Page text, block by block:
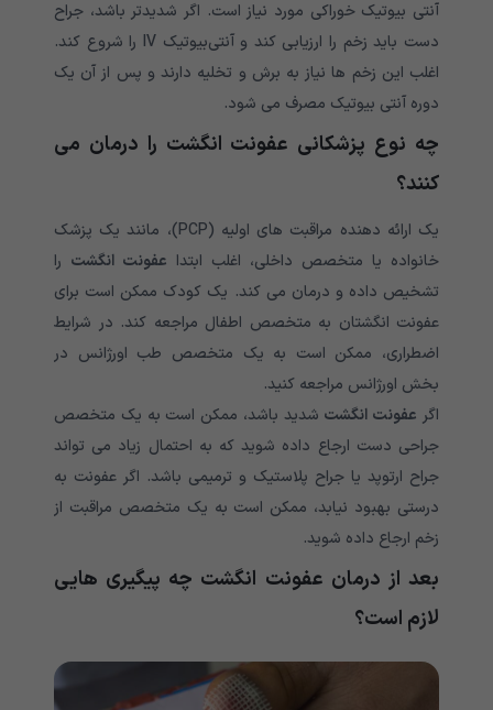
آنتی بیوتیک خوراکی مورد نیاز است. اگر شدیدتر باشد، جراح
دست باید زخم را ارزیابی کند و آنتی‌بیوتیک IV را شروع کند.
اغلب این زخم ها نیاز به برش و تخلیه دارند و پس از آن یک
دوره آنتی بیوتیک مصرف می شود.
چه نوع پزشکانی عفونت انگشت را درمان می
کنند؟
یک ارائه دهنده مراقبت های اولیه (PCP)، مانند یک پزشک
خانواده یا متخصص داخلی، اغلب ابتدا عفونت انگشت را
تشخیص داده و درمان می کند. یک کودک ممکن است برای
عفونت انگشتان به متخصص اطفال مراجعه کند. در شرایط
اضطراری، ممکن است به یک متخصص طب اورژانس در
بخش اورژانس مراجعه کنید.
اگر عفونت انگشت شدید باشد، ممکن است به یک متخصص
جراحی دست ارجاع داده شوید که به احتمال زیاد می تواند
جراح ارتوپد یا جراح پلاستیک و ترمیمی باشد. اگر عفونت به
درستی بهبود نیابد، ممکن است به یک متخصص مراقبت از
زخم ارجاع داده شوید.
بعد از درمان عفونت انگشت چه پیگیری هایی
لازم است؟